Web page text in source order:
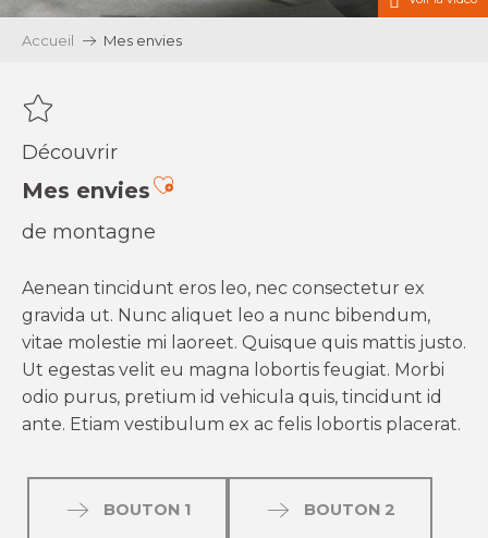
Accueil Mes envies
Découvrir
Mes enviesAjouter aux favoris
de montagne
Aenean tincidunt eros leo, nec consectetur ex
gravida ut. Nunc aliquet leo a nunc bibendum,
vitae molestie mi laoreet. Quisque quis mattis justo.
Ut egestas velit eu magna lobortis feugiat. Morbi
odio purus, pretium id vehicula quis, tincidunt id
ante. Etiam vestibulum ex ac felis lobortis placerat.
BOUTON 1 BOUTON 2